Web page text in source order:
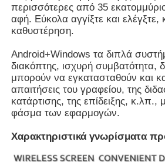
Έξυπνος νανο πίνακας
Διαλογική επίδειξη αιθουσών
Ψηφιακός διαλογικός έξυπνος
Κάθετο ψηφιακό σύστημα
περισσότερες από 35
αφή. Εύκολα αγγίξτε και ελέγξτε,
καθυστέρηση.
Android+Windows τα διπλά
διακόπτης, ισχυρή συμβατότητα,
μπορούν να εγκατασταθούν και
απαιτήσεις του γραφείου, της
κατάρτισης, της επίδειξης, κ.λπ.,
φάσμα των εφαρμογών.
Χαρακτηριστικά γνωρίσματα